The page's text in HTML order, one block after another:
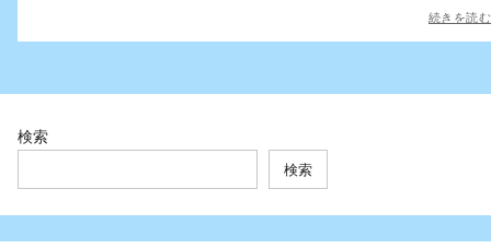
続きを読む
検索
検索